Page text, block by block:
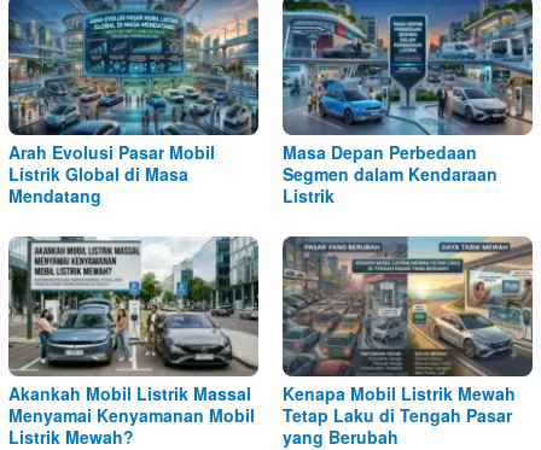
Arah Evolusi Pasar Mobil
Listrik Global di Masa
Mendatang
Masa Depan Perbedaan
Segmen dalam Kendaraan
Listrik
Akankah Mobil Listrik Massal
Menyamai Kenyamanan Mobil
Listrik Mewah?
Kenapa Mobil Listrik Mewah
Tetap Laku di Tengah Pasar
yang Berubah